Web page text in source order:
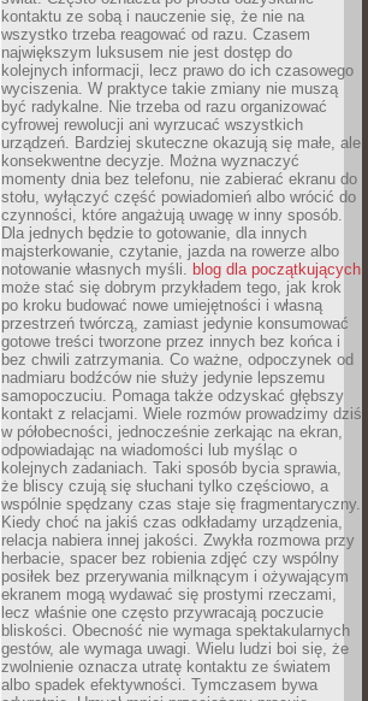
kontaktu ze sobą i nauczenie się, że nie na
wszystko trzeba reagować od razu. Czasem
największym luksusem nie jest dostęp do
kolejnych informacji, lecz prawo do ich czasowego
wyciszenia. W praktyce takie zmiany nie muszą
być radykalne. Nie trzeba od razu organizować
cyfrowej rewolucji ani wyrzucać wszystkich
urządzeń. Bardziej skuteczne okazują się małe, ale
konsekwentne decyzje. Można wyznaczyć
momenty dnia bez telefonu, nie zabierać ekranu do
stołu, wyłączyć część powiadomień albo wrócić do
czynności, które angażują uwagę w inny sposób.
Dla jednych będzie to gotowanie, dla innych
majsterkowanie, czytanie, jazda na rowerze albo
notowanie własnych myśli. blog dla początkujących
może stać się dobrym przykładem tego, jak krok
po kroku budować nowe umiejętności i własną
przestrzeń twórczą, zamiast jedynie konsumować
gotowe treści tworzone przez innych bez końca i
bez chwili zatrzymania. Co ważne, odpoczynek od
nadmiaru bodźców nie służy jedynie lepszemu
samopoczuciu. Pomaga także odzyskać głębszy
kontakt z relacjami. Wiele rozmów prowadzimy dziś
w półobecności, jednocześnie zerkając na ekran,
odpowiadając na wiadomości lub myśląc o
kolejnych zadaniach. Taki sposób bycia sprawia,
że bliscy czują się słuchani tylko częściowo, a
wspólnie spędzany czas staje się fragmentaryczny.
Kiedy choć na jakiś czas odkładamy urządzenia,
relacja nabiera innej jakości. Zwykła rozmowa przy
herbacie, spacer bez robienia zdjęć czy wspólny
posiłek bez przerywania milknącym i ożywającym
ekranem mogą wydawać się prostymi rzeczami,
lecz właśnie one często przywracają poczucie
bliskości. Obecność nie wymaga spektakularnych
gestów, ale wymaga uwagi. Wielu ludzi boi się, że
zwolnienie oznacza utratę kontaktu ze światem
albo spadek efektywności. Tymczasem bywa